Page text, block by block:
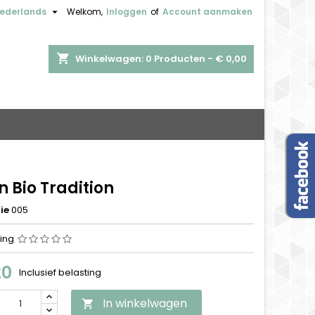
Welkom, Inloggen of Account aanmaken

shopping_cart Winkelwagen: 0 Producten - € 0,00
Bio Tradition
005
Inclusief belasting
 In winkelwagen